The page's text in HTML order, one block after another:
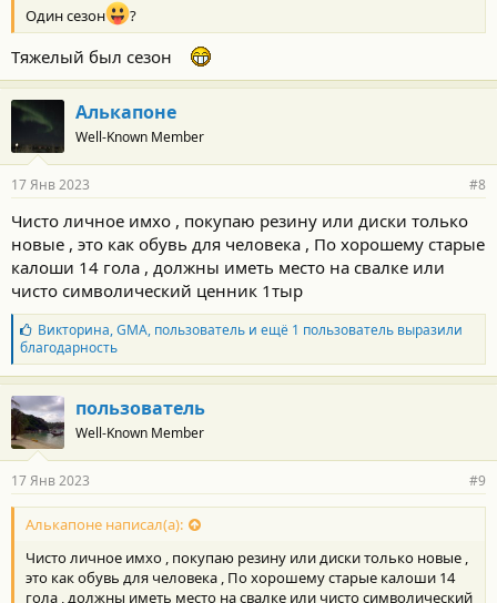
и
:
Один сезон
?
Тяжелый был сезон
Алькапоне
Well-Known Member
17 Янв 2023 #8
Чисто личное имхо , покупаю резину или диски только
новые , это как обувь для человека , По хорошему старые
калоши 14 гола , должны иметь место на свалке или
чисто символический ценник 1тыр
Б
л
а
г
о
д
а
р
о
с
т
:
Викторина,GMA, пользовательи ещё 1 пользователь выразили
благодарность
пользователь
Well-Known Member
17 Янв 2023 #9
Алькапоне написал(а):
Чисто личное имхо , покупаю резину или диски только новые ,
это как обувь для человека , По хорошему старые калоши 14
гола , должны иметь место на свалке или чисто символический